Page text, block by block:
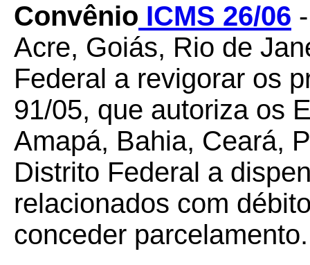
Convênio ICMS 26/06
Acre, Goiás, Rio de
Federal a revigorar os
91/05, que autoriza os
Amapá, Bahia, Ceará,
Distrito Federal a
relacionados com
conceder parcelamento.